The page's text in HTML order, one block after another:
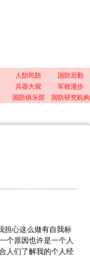
人防民防 国防后勤
兵器大观 军校漫步
国防俱乐部 国防研究机构
担心这么做有自我标
个原因也许是一个人
人们了解我的个人经